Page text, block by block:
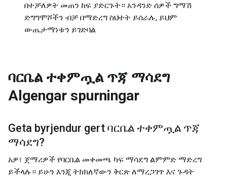
በተቻለዎት መጠን ከፍ ያድርጉት። አንዳንድ ሰዎች ግማሽ
ድግግሞሾችን ብቻ በማድረግ ስህተት ይሰራሉ, ይህም
ውጤታማነቱን ይገድባል
ባርቤል ተቀምጧል ጥጃ ማሳደግ
Algengar spurningar
Geta byrjendur gert ባርቤል ተቀምጧል ጥጃ
ማሳደግ?
አዎ፣ ጀማሪዎች የባርቤል መቀመጫ ካፍ ማሳደግ ልምምድ ማድረግ
ይችላሉ። ይሁን እንጂ ትክክለኛውን ቅርጽ ለማረጋገጥ እና ጉዳት